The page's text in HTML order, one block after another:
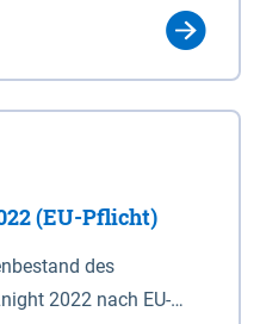
: 5 000 (AK5) im
1989 (ETRS 89) mit
Mercator-Abbildung
32N) dargestellt
die geografischen
(EU-Pflicht)
des
2022 nach EU-